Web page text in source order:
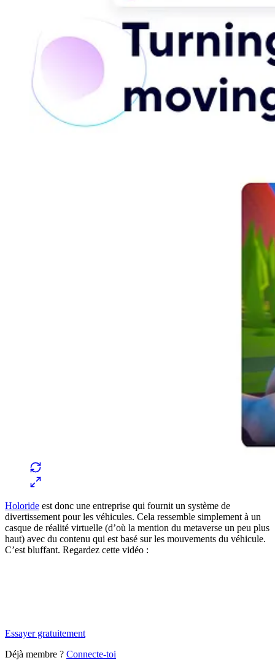
Holoride est donc une entreprise qui fournit un système de
divertissement pour les véhicules. Cela ressemble simplement à un
casque de réalité virtuelle (d’où la mention du metaverse un peu plus
haut) avec du contenu qui est basé sur les mouvements du véhicule.
C’est bluffant. Regardez cette vidéo :
Essayer gratuitement
Déjà membre ? Connecte-toi